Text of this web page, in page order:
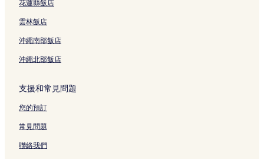
那霸的Spa 飯店
那霸的寵物友善飯店
花蓮縣飯店
雲林飯店
沖繩南部飯店
沖繩北部飯店
支援和常見問題
您的預訂
常見問題
聯絡我們